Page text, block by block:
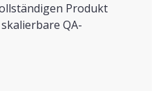
Produkt
QA-